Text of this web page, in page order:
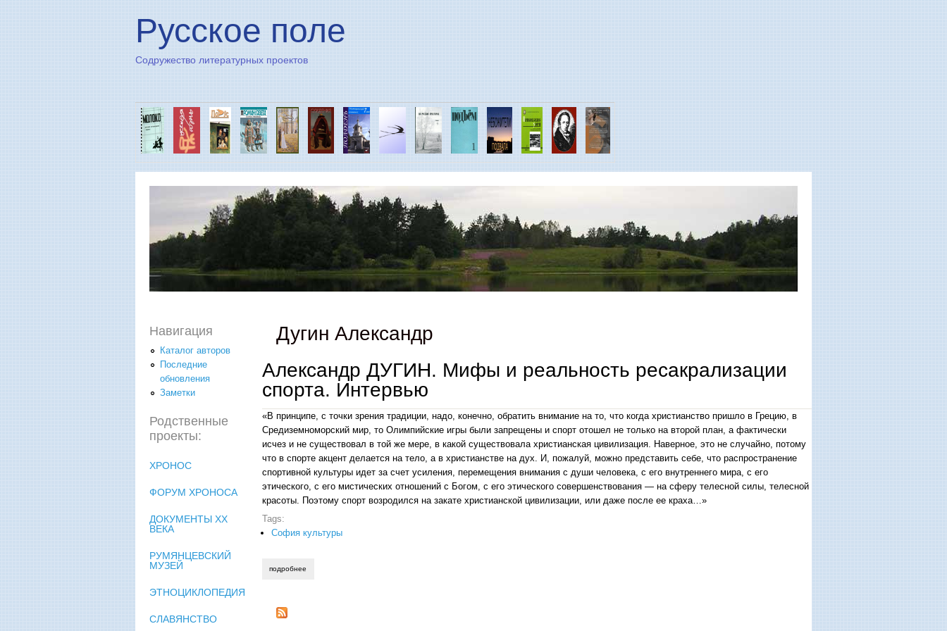
Русское поле
Содружество литературных проектов
Дугин Александр
Александр ДУГИН. Мифы и реальность ресакрализации
спорта. Интервью
«В принципе, с точки зрения традиции, надо, конечно, обратить внимание на то, что когда христианство пришло в Грецию, в
Средиземноморский мир, то Олимпийские игры были запрещены и спорт отошел не только на второй план, а фактически
исчез и не существовал в той же мере, в какой существовала христианская цивилизация. Наверное, это не случайно, потому
что в спорте акцент делается на тело, а в христианстве на дух. И, пожалуй, можно представить себе, что распространение
спортивной культуры идет за счет усиления, перемещения внимания с души человека, с его внутреннего мира, с его
этического, с его мистических отношений с Богом, с его этического совершенствования — на сферу телесной силы, телесной
красоты. Поэтому спорт возродился на закате христианской цивилизации, или даже после ее краха…»
Tags:
София культуры
подробнее
Навигация
Каталог авторов
Последние
обновления
Заметки
Родственные
проекты:
ХРОНОС
ФОРУМ ХРОНОСА
ДОКУМЕНТЫ XX
ВЕКА
РУМЯНЦЕВСКИЙ
МУЗЕЙ
ЭТНОЦИКЛОПЕДИЯ
СЛАВЯНСТВО